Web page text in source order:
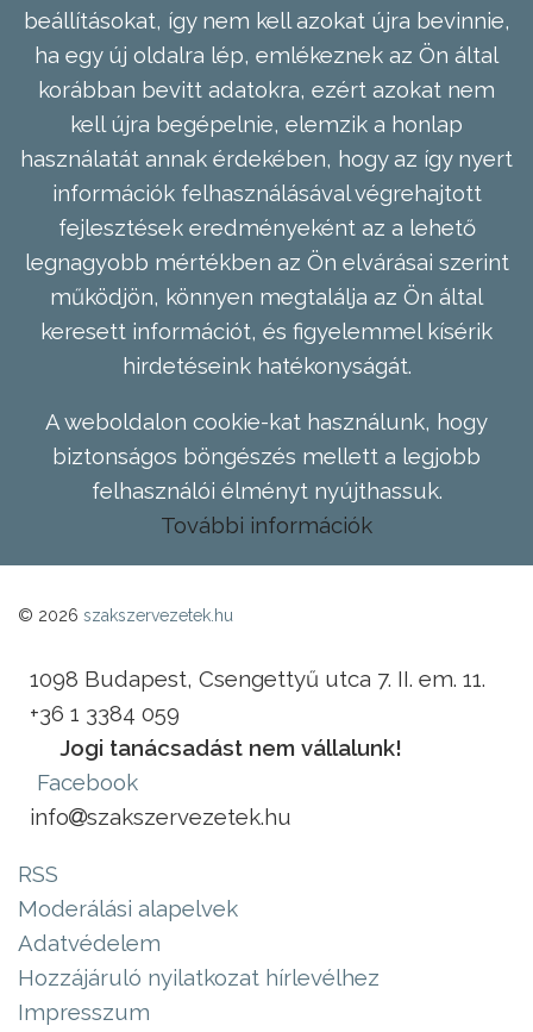
beállításokat, így nem kell azokat újra bevinnie,
ha egy új oldalra lép, emlékeznek az Ön által
korábban bevitt adatokra, ezért azokat nem
kell újra begépelnie, elemzik a honlap
használatát annak érdekében, hogy az így nyert
információk felhasználásával végrehajtott
fejlesztések eredményeként az a lehető
legnagyobb mértékben az Ön elvárásai szerint
működjön, könnyen megtalálja az Ön által
keresett információt, és figyelemmel kísérik
hirdetéseink hatékonyságát.
A weboldalon cookie-kat használunk, hogy
biztonságos böngészés mellett a legjobb
felhasználói élményt nyújthassuk.
További információk
© 2026 szakszervezetek.hu
1098 Budapest, Csengettyű utca 7. II. em. 11.
+36 1 3384 059
Jogi tanácsadást nem vállalunk!
Facebook
info
szakszervezetek.hu
RSS
Moderálási alapelvek
Adatvédelem
Hozzájáruló nyilatkozat hírlevélhez
Impresszum